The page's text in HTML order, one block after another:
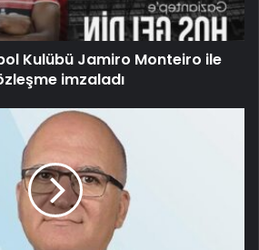
Kulübü Jamiro Monteiro ile
imzaladı